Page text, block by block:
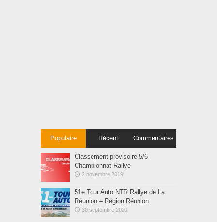
Populaire Récent Commentaires
Classement provisoire 5/6
Championnat Rallye
2 novembre 2019
51e Tour Auto NTR Rallye de La
Réunion – Région Réunion
30 septembre 2020